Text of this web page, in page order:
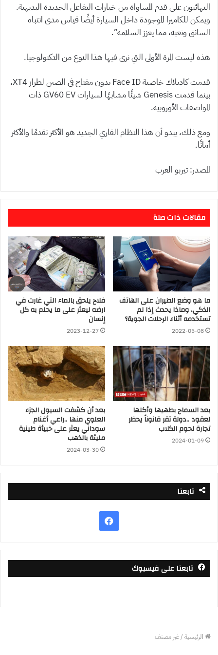
النهائيون على قدم المساواة من خيارات التفاعل الجديدة البديهية.
ويمكن للكاميرا الموجودة داخل السيارة أيضًا قياس مدى انتباه
السائق وتعبه، مما يعزز السلامة”.
هذه ليست المرة الأولى التي نرى فيها هذا النوع من التكنولوجيا.
قدمت كاديلاك خاصية Face ID بدون مفتاح في الصين لطراز XT4،
بينما قدمت Genesis شيئًا مشابهًا لسيارات GV60 EV ذات
المواصفات الأوروبية.
ومع ذلك، يبدو أن هذا النظام القاري الجديد هو الأكثر تقدمًا والأكثر
أمانًا.
المصدر: تيربو العرب
مقالات ذات صلة
ما هو وضع الطيران على الهاتف
الذكي، وماذا يحدث إذا لم
تستخدمه أثناء الرحلات الجوية؟
2022-05-08
فلاح يلحق بالماء التي غارت في
ارضه ليعثر على ما يحلم به كل
إنسان
2023-12-27
بعد السماح بطهيها وأكلها
لعقود ..دولة تقر قانوناً يحظر
تجارة لحوم الكلاب
2024-01-09
بعد أن كشفت السيول الجزء
العلوي منها ..راعي أغنام
سوداني يعثر على خبيأة طينية
مليئة بالذهب
2024-03-30
تابعنا
فيسبوك
تابعنا على فيسبوك